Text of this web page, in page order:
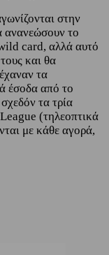
στην
ανανεώσουν το
card, αλλά αυτό
και θα
τα
έσοδα από το
τα τρία
(τηλεοπτικά
με κάθε αγορά,